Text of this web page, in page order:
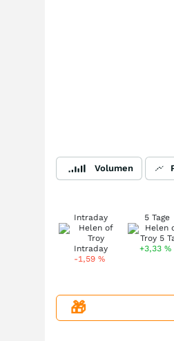
Volumen
Intraday
-1,59 %
5 Tage
+3,33%
🎁